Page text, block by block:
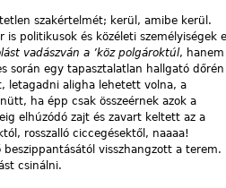
szakértelmét; kerül, amibe kerül.
politikusok és közéleti személyiségek
vadászván a ’köz polgároktúl, hanem
során egy tapasztalatlan hallgató dőrén
letagadni aligha lehetett volna, a
ha épp csak összeérnek azok a
elhúzódó zajt és zavart keltett az a
rosszalló ciccegésektől, naaaa!
visszhangzott a terem.
csinálni.